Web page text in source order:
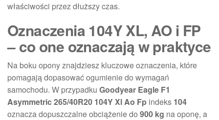
właściwości przez dłuższy czas.
Oznaczenia 104Y XL, AO i FP
– co one oznaczają w praktyce
Na boku opony znajdziesz kluczowe oznaczenia, które
pomagają dopasować ogumienie do wymagań
samochodu. W przypadku Goodyear Eagle F1
Asymmetric 265/40R20 104Y Xl Ao Fp indeks 104
oznacza dopuszczalne obciążenie do 900 kg na oponę, a